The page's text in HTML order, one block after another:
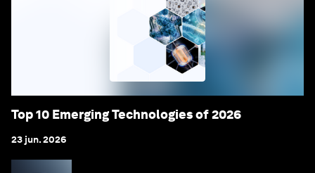
Top 10 Emerging Technologies of 2026
23 jun. 2026